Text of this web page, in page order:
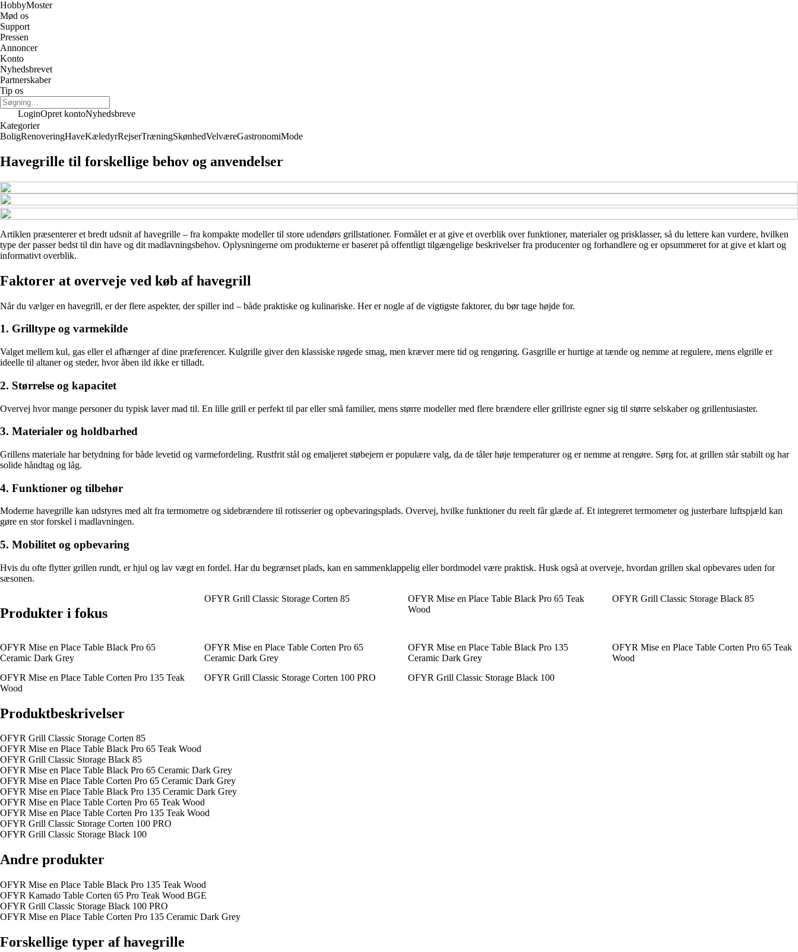
HobbyMoster
Mød os
Support
Pressen
Annoncer
Konto
Nyhedsbrevet
Partnerskaber
Tip os
LoginOpret kontoNyhedsbreve
Kategorier
BoligRenoveringHaveKæledyrRejserTræningSkønhedVelværeGastronomiMode
Havegrille til forskellige behov og anvendelser
Artiklen præsenterer et bredt udsnit af havegrille – fra kompakte modeller til store udendørs grillstationer. Formålet er at give et overblik over funktioner, materialer og prisklasser, så du lettere kan vurdere, hvilken
type der passer bedst til din have og dit madlavningsbehov. Oplysningerne om produkterne er baseret på offentligt tilgængelige beskrivelser fra producenter og forhandlere og er opsummeret for at give et klart og
informativt overblik.
Faktorer at overveje ved køb af havegrill
Når du vælger en havegrill, er der flere aspekter, der spiller ind – både praktiske og kulinariske. Her er nogle af de vigtigste faktorer, du bør tage højde for.
1. Grilltype og varmekilde
Valget mellem kul, gas eller el afhænger af dine præferencer. Kulgrille giver den klassiske røgede smag, men kræver mere tid og rengøring. Gasgrille er hurtige at tænde og nemme at regulere, mens elgrille er
ideelle til altaner og steder, hvor åben ild ikke er tilladt.
2. Størrelse og kapacitet
Overvej hvor mange personer du typisk laver mad til. En lille grill er perfekt til par eller små familier, mens større modeller med flere brændere eller grillriste egner sig til større selskaber og grillentusiaster.
3. Materialer og holdbarhed
Grillens materiale har betydning for både levetid og varmefordeling. Rustfrit stål og emaljeret støbejern er populære valg, da de tåler høje temperaturer og er nemme at rengøre. Sørg for, at grillen står stabilt og har
solide håndtag og låg.
4. Funktioner og tilbehør
Moderne havegrille kan udstyres med alt fra termometre og sidebrændere til rotisserier og opbevaringsplads. Overvej, hvilke funktioner du reelt får glæde af. Et integreret termometer og justerbare luftspjæld kan
gøre en stor forskel i madlavningen.
5. Mobilitet og opbevaring
Hvis du ofte flytter grillen rundt, er hjul og lav vægt en fordel. Har du begrænset plads, kan en sammenklappelig eller bordmodel være praktisk. Husk også at overveje, hvordan grillen skal opbevares uden for
sæsonen.
Produkter i fokus
OFYR Grill Classic Storage Corten 85
OFYR Mise en Place Table Black Pro 65 Teak
Wood
OFYR Grill Classic Storage Black 85
OFYR Mise en Place Table Black Pro 65
Ceramic Dark Grey
OFYR Mise en Place Table Corten Pro 65
Ceramic Dark Grey
OFYR Mise en Place Table Black Pro 135
Ceramic Dark Grey
OFYR Mise en Place Table Corten Pro 65 Teak
Wood
OFYR Mise en Place Table Corten Pro 135 Teak
Wood
OFYR Grill Classic Storage Corten 100 PRO OFYR Grill Classic Storage Black 100
Produktbeskrivelser
OFYR Grill Classic Storage Corten 85
OFYR Mise en Place Table Black Pro 65 Teak Wood
OFYR Grill Classic Storage Black 85
OFYR Mise en Place Table Black Pro 65 Ceramic Dark Grey
OFYR Mise en Place Table Corten Pro 65 Ceramic Dark Grey
OFYR Mise en Place Table Black Pro 135 Ceramic Dark Grey
OFYR Mise en Place Table Corten Pro 65 Teak Wood
OFYR Mise en Place Table Corten Pro 135 Teak Wood
OFYR Grill Classic Storage Corten 100 PRO
OFYR Grill Classic Storage Black 100
Andre produkter
OFYR Mise en Place Table Black Pro 135 Teak Wood
OFYR Kamado Table Corten 65 Pro Teak Wood BGE
OFYR Grill Classic Storage Black 100 PRO
OFYR Mise en Place Table Corten Pro 135 Ceramic Dark Grey
Forskellige typer af havegrille